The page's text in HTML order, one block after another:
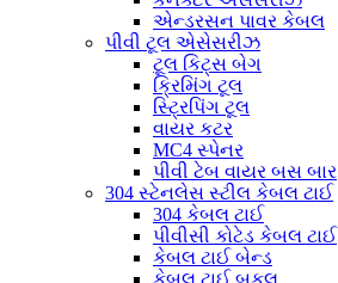
એન્ડરસન પાવર કેબલ
પીવી ટૂલ એસેસરીઝ
ટૂલ કિટ્સ બેગ
ક્રિમિંગ ટૂલ
સ્ટ્રિપિંગ ટૂલ
વાયર કટર
MC4 સ્પેનર
પીવી ટેબ વાયર બસ બાર
304 સ્ટેનલેસ સ્ટીલ કેબલ ટાઈ
304 કેબલ ટાઈ
પીવીસી કોટેડ કેબલ ટાઈ
કેબલ ટાઈ બેન્ડ
કેબલ ટાઈ બકલ